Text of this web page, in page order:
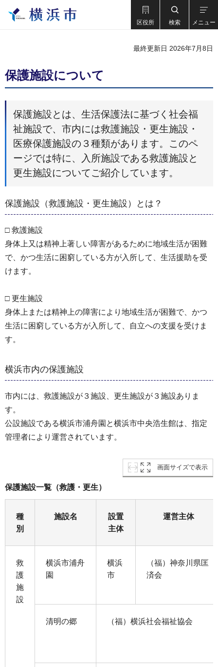
区役所 検索 メニュー
最終更新日 2026年7月8日
保護施設について
保護施設とは、生活保護法に基づく社会福
祉施設で、市内には救護施設・更生施設・
医療保護施設の３種類があります。このペ
ージでは特に、入所施設である救護施設と
更生施設についてご紹介しています。
保護施設（救護施設・更生施設）とは？
□ 救護施設
身体上又は精神上著しい障害があるために地域生活が困難
で、かつ生活に困窮している方が入所して、生活援助を受
けます。
□ 更生施設
身体上または精神上の障害により地域生活が困難で、かつ
生活に困窮している方が入所して、自立への支援を受けま
す。
横浜市内の保護施設
市内には、救護施設が３施設、更生施設が３施設ありま
す。
公設施設である横浜市浦舟園と横浜市中央浩生館は、指定
管理者により運営されています。
画面サイズで表示
保護施設一覧（救護・更生）
種
別
施設名
設置
主体
運営主体
救
護
施
設
横浜市浦舟
園
横浜
市
（福）神奈川県匡
済会
清明の郷 （福）横浜社会福祉協会